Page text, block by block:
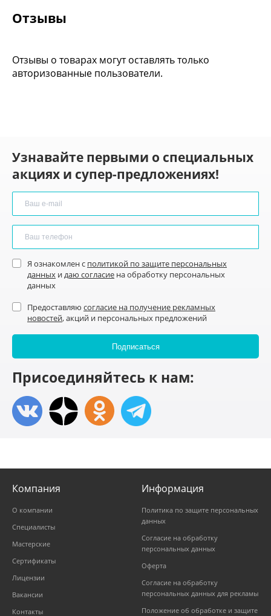
Отзывы
Отзывы о товарах могут оставлять только
авторизованные пользователи.
Узнавайте первыми о специальных
акциях и супер-предложениях!
Я ознакомлен с политикой по защите персональных
данных идаю согласие на обработку персональных
данных
Предоставляю согласие на получение рекламных
новостей, акций и персональных предложений
Присоединяйтесь к нам:
Компания
О компании
Специалисты
Мастерские
Сертификаты
Лицензии
Вакансии
Контакты
Информация
Политика по защите персональных
данных
Согласие на обработку
персональных данных
Оферта
Согласие на обработку
персональных данных для рекламы
Положение об обработке и защите